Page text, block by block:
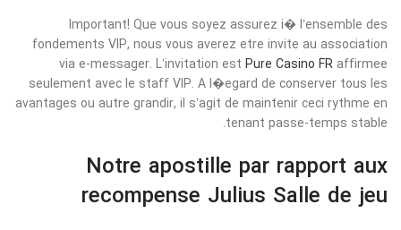
Important! Que vous soyez assurez i� l’ensemble des
fondements VIP, nous vous averez etre invite au association
via e-messager. L’invitation est Pure Casino FR affirmee
seulement avec le staff VIP. A l�egard de conserver tous les
avantages ou autre grandir, il s’agit de maintenir ceci rythme en
tenant passe-temps stable.
Notre apostille par rapport aux
recompense Julius Salle de jeu